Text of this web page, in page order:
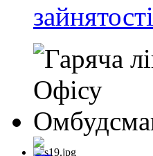
зайнятості